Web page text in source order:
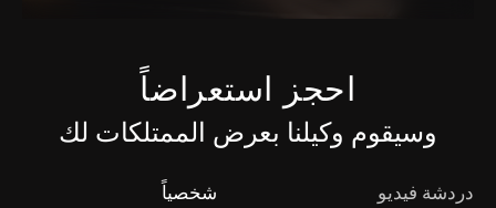
احجز استعراضاً
وسيقوم وكيلنا بعرض الممتلكات لك
شخصياً دردشة فيديو